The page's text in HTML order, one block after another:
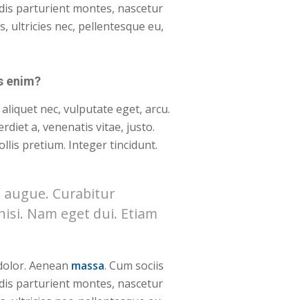
parturient montes, nascetur
ultricies nec, pellentesque eu,
enim?
nec, vulputate eget, arcu.
a, venenatis vitae, justo.
pretium. Integer tincidunt.
augue. Curabitur
Nam eget dui. Etiam
Aenean massa. Cum sociis
parturient montes, nascetur